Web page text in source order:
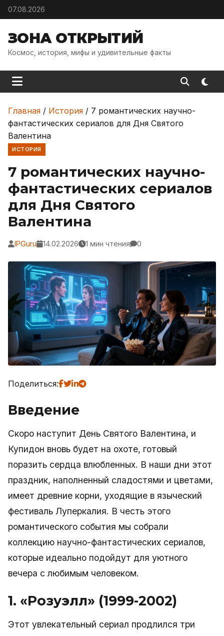
Skip to content
07.08.2026
ЗОНА ОТКРЫТИЙ
Космос, история, мифы и удивительные факты
Главная / История / 7 романтических научно-
фантастических сериалов для Дня Святого
Валентина
ИСТОРИЯ
7 романтических научно-
фантастических сериалов
для Дня Святого
Валентина
IPGuru 14.02.2026 1 мин чтения 0
Поделиться:
Введение
Скоро наступит День Святого Валентина, и
Купидон вновь будет на охоте, готовый
поразить сердца влюбленных. В наши дни этот
праздник, наполненный сладостями и цветами,
имеет древние корни, уходящие в языческий
фестиваль Луперкалия. В честь этого
романтического события мы собрали
коллекцию научно-фантастических сериалов,
которые идеально подойдут для уютного
вечера с любимым человеком.
1. «Розуэлл» (1999-2002)
Этот увлекательный сериал продлился три